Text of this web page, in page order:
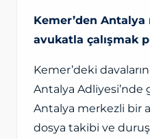
Kemer’den
avukatla çalışmak
Kemer’deki
Antalya
Antalya merkezli bir
dosya takibi ve